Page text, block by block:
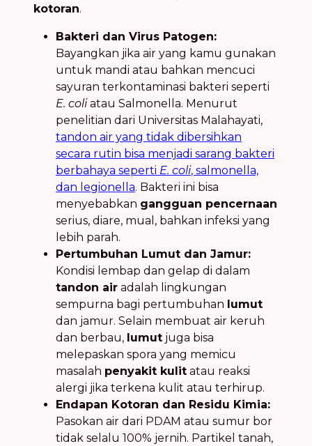
kotoran.
Bakteri dan Virus Patogen:
Bayangkan jika air yang kamu gunakan
untuk mandi atau bahkan mencuci
sayuran terkontaminasi bakteri seperti
E. coliatau Salmonella. Menurut
penelitian dari Universitas Malahayati,
tandon air yang tidak dibersihkan
secara rutin bisa menjadi sarang bakteri
berbahaya seperti E. coli, salmonella,
dan legionella. Bakteri ini bisa
menyebabkan gangguan pencernaan
serius, diare, mual, bahkan infeksi yang
lebih parah.
Pertumbuhan Lumut dan Jamur:
Kondisi lembap dan gelap di dalam
tandon air adalah lingkungan
sempurna bagi pertumbuhan lumut
dan jamur. Selain membuat air keruh
dan berbau, lumut juga bisa
melepaskan spora yang memicu
masalah penyakit kulit atau reaksi
alergi jika terkena kulit atau terhirup.
Endapan Kotoran dan Residu Kimia:
Pasokan air dari PDAM atau sumur bor
tidak selalu 100% jernih. Partikel tanah,